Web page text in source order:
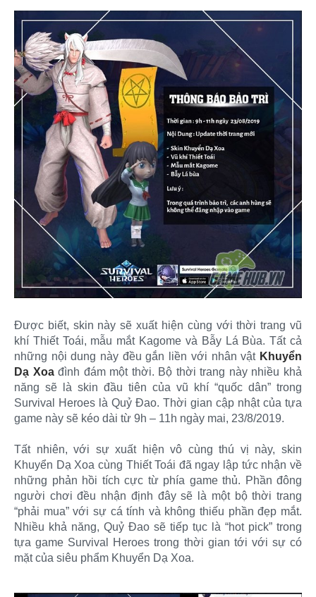
Được biết, skin này sẽ xuất hiện cùng với thời trang vũ
khí Thiết Toái, mẫu mắt Kagome và Bẫy Lá Bùa. Tất cả
những nội dung này đều gắn liền với nhân vật Khuyển
Dạ Xoađình đám một thời. Bộ thời trang này nhiều khả
năng sẽ là skin đầu tiên của vũ khí “quốc dân” trong
Survival Heroes là Quỷ Đao. Thời gian cập nhật của tựa
game này sẽ kéo dài từ 9h – 11h ngày mai, 23/8/2019.
Tất nhiên, với sự xuất hiện vô cùng thú vị này, skin
Khuyển Dạ Xoa cùng Thiết Toái đã ngay lập tức nhận về
những phản hồi tích cực từ phía game thủ. Phần đông
người chơi đều nhận định đây sẽ là một bộ thời trang
“phải mua” với sự cá tính và không thiếu phần đẹp mắt.
Nhiều khả năng, Quỷ Đao sẽ tiếp tục là “hot pick” trong
tựa game Survival Heroes trong thời gian tới với sự có
mặt của siêu phẩm Khuyển Dạ Xoa.